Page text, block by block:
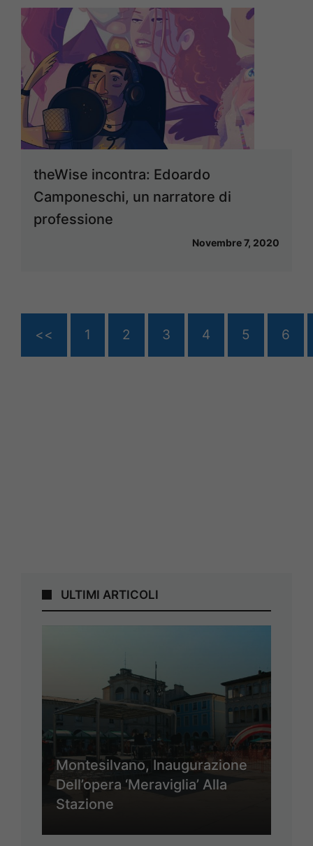
theWise incontra: Edoardo
Camponeschi, un narratore di
professione
Novembre 7, 2020
<< 1 2 3 4 5 6
ULTIMI ARTICOLI
Montesilvano, Inaugurazione
Dell’opera ‘Meraviglia’ Alla
Stazione